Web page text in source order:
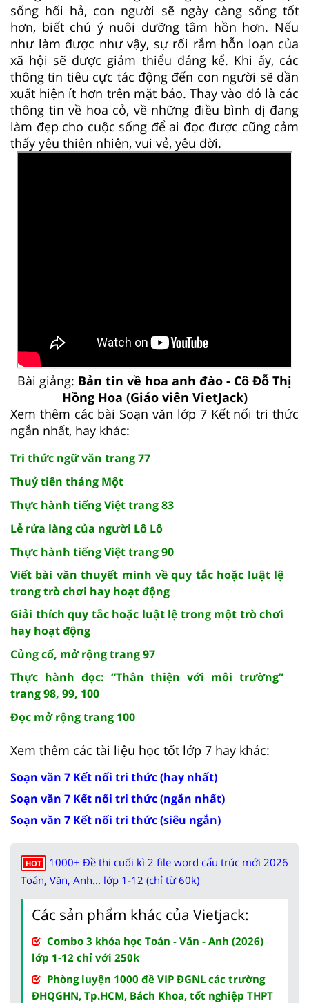
sống hối hả, con người sẽ ngày càng sống tốt
hơn, biết chú ý nuôi dưỡng tâm hồn hơn. Nếu
như làm được như vậy, sự rối rắm hỗn loạn của
xã hội sẽ được giảm thiểu đáng kể. Khi ấy, các
thông tin tiêu cực tác động đến con người sẽ dần
xuất hiện ít hơn trên mặt báo. Thay vào đó là các
thông tin về hoa cỏ, về những điều bình dị đang
làm đẹp cho cuộc sống để ai đọc được cũng cảm
thấy yêu thiên nhiên, vui vẻ, yêu đời.
Bài giảng: Bản tin về hoa anh đào - Cô Đỗ Thị
Hồng Hoa (Giáo viên VietJack)
Xem thêm các bài Soạn văn lớp 7 Kết nối tri thức
ngắn nhất, hay khác:
Tri thức ngữ văn trang 77
Thuỷ tiên tháng Một
Thực hành tiếng Việt trang 83
Lễ rửa làng của người Lô Lô
Thực hành tiếng Việt trang 90
Viết bài văn thuyết minh về quy tắc hoặc luật lệ
trong trò chơi hay hoạt động
Giải thích quy tắc hoặc luật lệ trong một trò chơi
hay hoạt động
Củng cố, mở rộng trang 97
Thực hành đọc: “Thân thiện với môi trường”
trang 98, 99, 100
Đọc mở rộng trang 100
Xem thêm các tài liệu học tốt lớp 7 hay khác:
Soạn văn 7 Kết nối tri thức (hay nhất)
Soạn văn 7 Kết nối tri thức (ngắn nhất)
Soạn văn 7 Kết nối tri thức (siêu ngắn)
HOT
1000+ Đề thi cuối kì 2 file word cấu trúc mới 2026
Toán, Văn, Anh... lớp 1-12 (chỉ từ 60k)
Các sản phẩm khác của Vietjack:
Combo 3 khóa học Toán - Văn - Anh (2026)
lớp 1-12 chỉ với 250k
Phòng luyện 1000 đề VIP ĐGNL các trường
ĐHQGHN, Tp.HCM, Bách Khoa, tốt nghiệp THPT